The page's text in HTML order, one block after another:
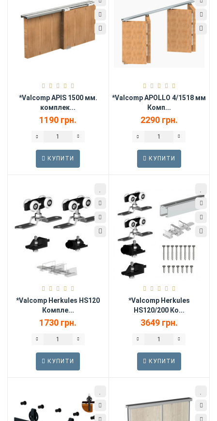
*Valcomp APIS 1500 мм.
комплек...
1190 грн.
КУПИТИ
*Valcomp APOLLO 4/1518 мм
Комп...
2290 грн.
КУПИТИ
*Valcomp Herkules HS120
Компле...
1730 грн.
КУПИТИ
*Valcomp Herkules
HS120/200 Ко...
3649 грн.
КУПИТИ